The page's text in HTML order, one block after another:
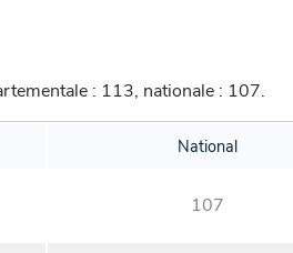
: 113, nationale : 107.
National
107